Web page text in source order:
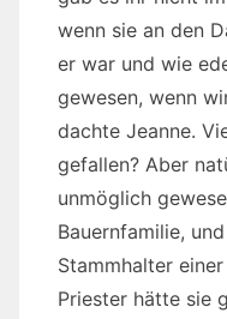
wenn sie an den
er war und wie
gewesen, wenn
dachte Jeanne.
gefallen? Aber
unmöglich
Bauernfamilie,
Stammhalter
Priester hätte sie